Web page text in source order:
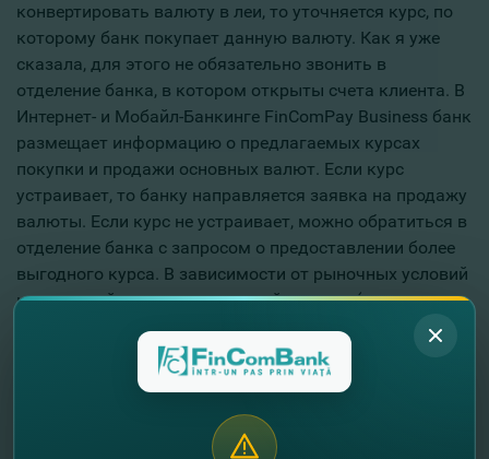
конвертировать валюту в леи, то уточняется курс, по
которому банк покупает данную валюту. Как я уже
сказала, для этого не обязательно звонить в
отделение банка, в котором открыты счета клиента. В
Интернет- и Мобайл-Банкинге FinComPay Business банк
размещает информацию о предлагаемых курсах
покупки и продажи основных валют. Если курс
устраивает, то банку направляется заявка на продажу
валюты. Если курс не устраивает, можно обратиться в
отделение банка с запросом о предоставлении более
выгодного курса. В зависимости от рыночных условий
и тенденций курса продаваемой валюты (рост или
падение) банк может согласовать приемлемый для
клиента курс. Валютные дилеры FinComBank всегда
стараются удовлетворить запросы наших клиентов.
Сейчас фермеры начали активно